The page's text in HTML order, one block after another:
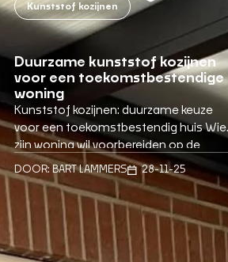
Kunststof kozijnen
Duurzame kunststof kozijnen
voor een toekomstbestendige
woning
Kunststof kozijnen: duurzame keuze
voor een toekomstbestendig huis Wie
zijn woning wil voorbereiden op de
toekomst, ontdekt al snel dat het loont
om te investeren in slimme, duurzame
aanpassingen. Een van de meest
effectieve manieren om comfort en
energiezuinigheid te vergroten, is het
vervangen van oude kozijnen door
DOOR: BART LAMMERS 28-11-25